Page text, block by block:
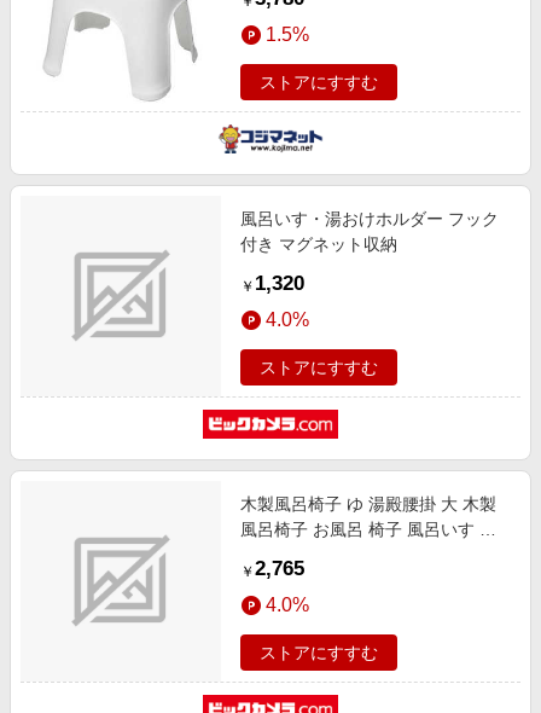
1.5%
ストアにすすむ
風呂いす・湯おけホルダー フック
付き マグネット収納
￥ 1,320
4.0%
ストアにすすむ
木製風呂椅子 ゆ 湯殿腰掛 大 木製
風呂椅子 お風呂 椅子 風呂いす 風
￥ 2,765
4.0%
ストアにすすむ